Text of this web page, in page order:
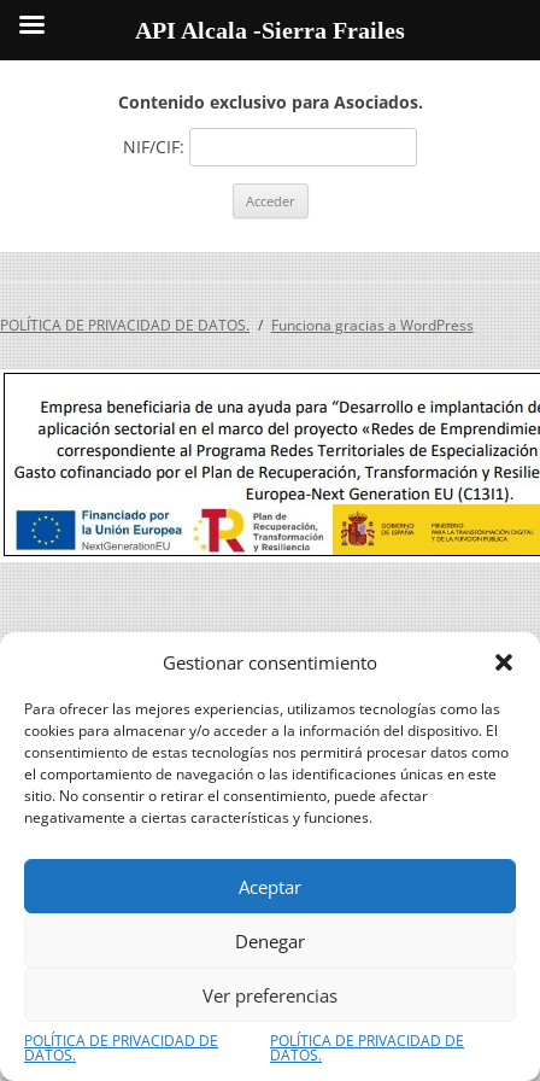
Gestionar consentimiento
Para ofrecer las mejores experiencias, utilizamos tecnologías como las
cookies para almacenar y/o acceder a la información del dispositivo. El
consentimiento de estas tecnologías nos permitirá procesar datos como
el comportamiento de navegación o las identificaciones únicas en este
sitio. No consentir o retirar el consentimiento, puede afectar
negativamente a ciertas características y funciones.
Aceptar
Denegar
Ver preferencias
POLÍTICA DE PRIVACIDAD DE
DATOS.
POLÍTICA DE PRIVACIDAD DE
DATOS.
Contenido exclusivo para Asociados.
NIF/CIF:
POLÍTICA DE PRIVACIDAD DE DATOS. Funciona gracias a WordPress
API Alcala -Sierra Frailes